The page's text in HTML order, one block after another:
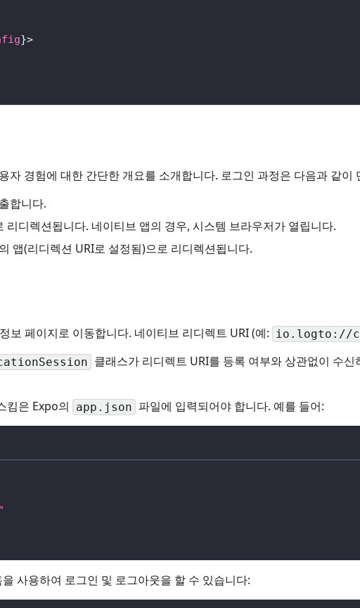
}>
자 경험에 대한 간단한 개요를 소개합니다. 로그인 과정은 다음과 같이
합니다.
디렉션됩니다. 네이티브 앱의 경우, 시스템 브라우저가 열립니다.
앱(리디렉션 URI로 설정됨)으로 리디렉션됩니다.
보 페이지로 이동합니다. 네이티브 리디렉트 URI (예: io.logto://
클래스가 리디렉트 URI를 등록 여부와 상관없이 수
킴은 Expo의
app.json 파일에 입력되어야 합니다. 예를 들어:
을 사용하여 로그인 및 로그아웃을 할 수 있습니다: